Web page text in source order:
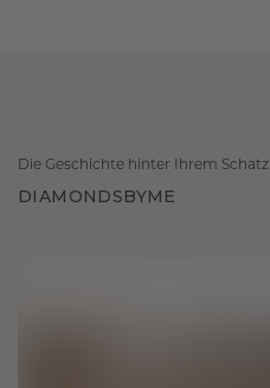
Die Geschichte hinter Ihrem Schatz
DIAMONDSBYME